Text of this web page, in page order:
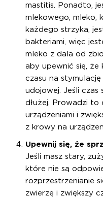
mastitis. Ponadto,
mlekowego, mleko,
każdego strzyka,
bakteriami, więc
mleko z dala od
aby upewnić się,
czasu na
udojowej. Jeśli czas
dłużej. Prowadzi to
urządzeniami i
z krowy na
Upewnij się, że
Jeśli masz stary,
które nie są
rozprzestrzenianie
zwierzę i zwiększy